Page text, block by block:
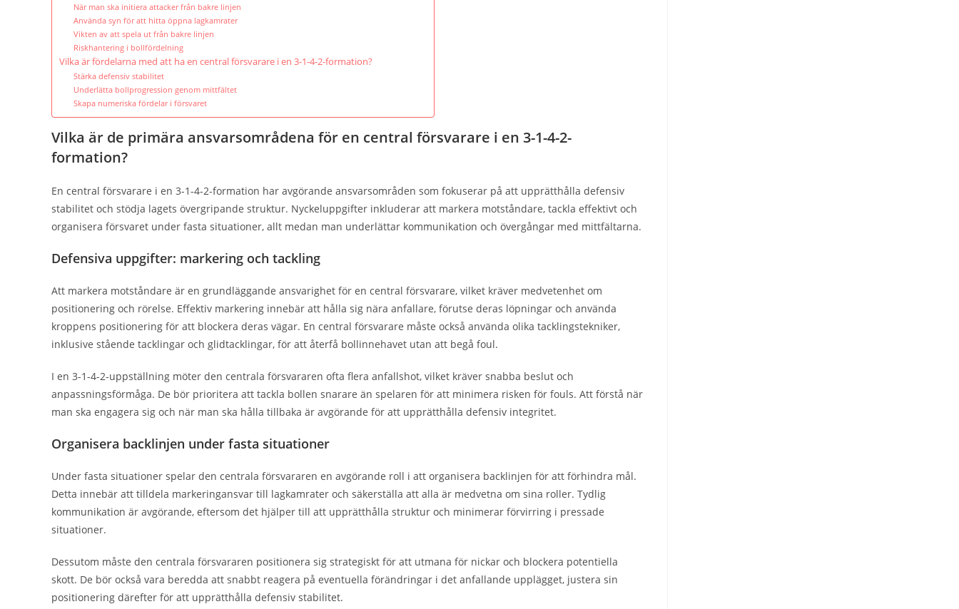
När man ska initiera attacker från bakre linjen
Använda syn för att hitta öppna lagkamrater
Vikten av att spela ut från bakre linjen
Riskhantering i bollfördelning
Vilka är fördelarna med att ha en central försvarare i en 3-1-4-2-formation?
Stärka defensiv stabilitet
Underlätta bollprogression genom mittfältet
Skapa numeriska fördelar i försvaret
Vilka är de primära ansvarsområdena för en central försvarare i en 3-1-4-2-
formation?
En central försvarare i en 3-1-4-2-formation har avgörande ansvarsområden som fokuserar på att upprätthålla defensiv
stabilitet och stödja lagets övergripande struktur. Nyckeluppgifter inkluderar att markera motståndare, tackla effektivt och
organisera försvaret under fasta situationer, allt medan man underlättar kommunikation och övergångar med mittfältarna.
Defensiva uppgifter: markering och tackling
Att markera motståndare är en grundläggande ansvarighet för en central försvarare, vilket kräver medvetenhet om
positionering och rörelse. Effektiv markering innebär att hålla sig nära anfallare, förutse deras löpningar och använda
kroppens positionering för att blockera deras vägar. En central försvarare måste också använda olika tacklingstekniker,
inklusive stående tacklingar och glidtacklingar, för att återfå bollinnehavet utan att begå foul.
I en 3-1-4-2-uppställning möter den centrala försvararen ofta flera anfallshot, vilket kräver snabba beslut och
anpassningsförmåga. De bör prioritera att tackla bollen snarare än spelaren för att minimera risken för fouls. Att förstå när
man ska engagera sig och när man ska hålla tillbaka är avgörande för att upprätthålla defensiv integritet.
Organisera backlinjen under fasta situationer
Under fasta situationer spelar den centrala försvararen en avgörande roll i att organisera backlinjen för att förhindra mål.
Detta innebär att tilldela markeringansvar till lagkamrater och säkerställa att alla är medvetna om sina roller. Tydlig
kommunikation är avgörande, eftersom det hjälper till att upprätthålla struktur och minimerar förvirring i pressade
situationer.
Dessutom måste den centrala försvararen positionera sig strategiskt för att utmana för nickar och blockera potentiella
skott. De bör också vara beredda att snabbt reagera på eventuella förändringar i det anfallande upplägget, justera sin
positionering därefter för att upprätthålla defensiv stabilitet.